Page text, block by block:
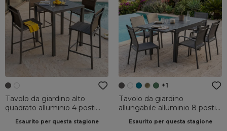
Tavolo da giardino alto
quadrato alluminio 4 posti
Grigio antracite
Esaurito per questa stagione
+1
Tavolo da giardino
allungabile alluminio 8 posti
Grigio antracite
Esaurito per questa stagione